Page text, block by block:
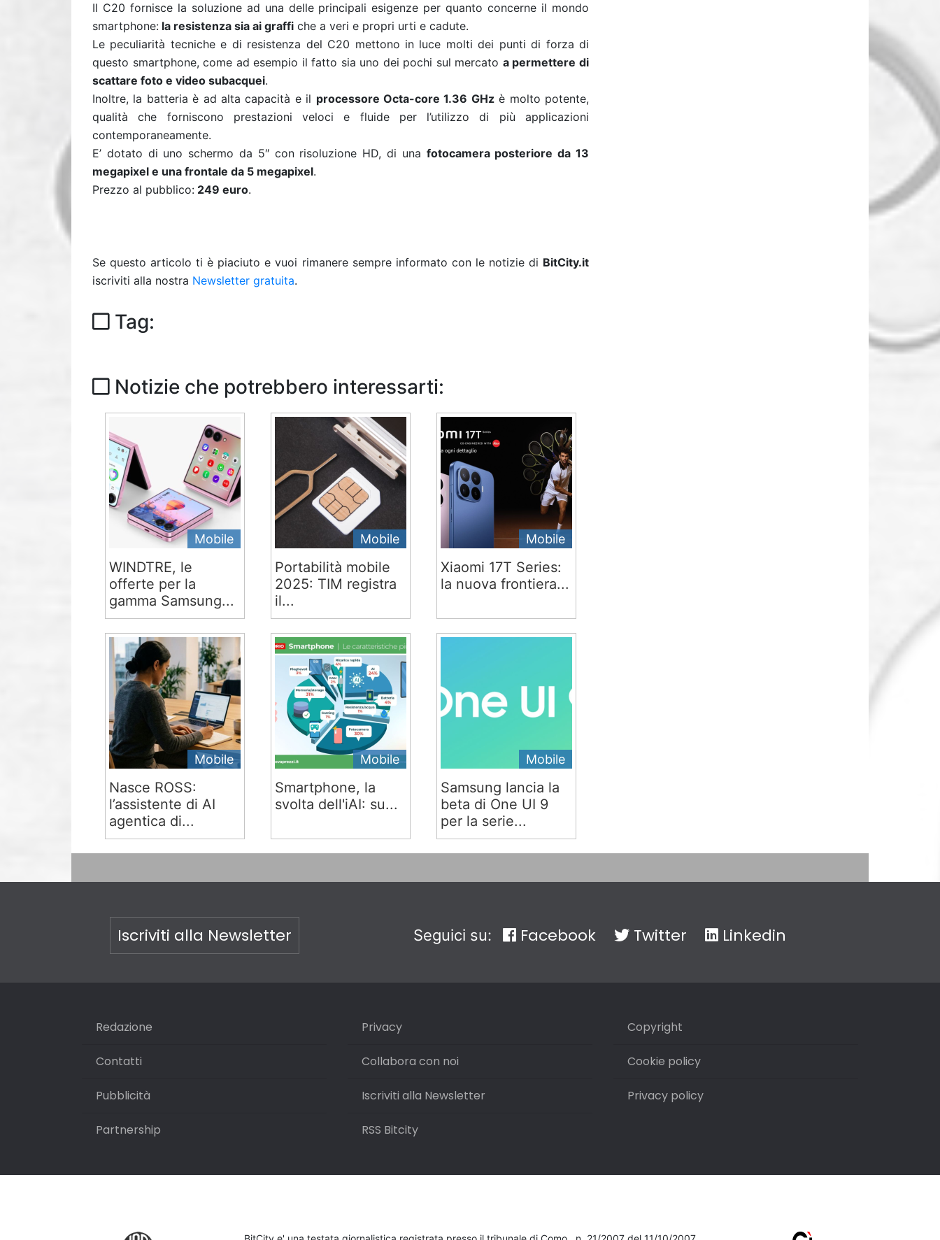
Il C20 fornisce la soluzione ad una delle principali esigenze per quanto concerne il mondo
smartphone: la resistenza sia ai graffi che a veri e propri urti e cadute.
Le peculiarità tecniche e di resistenza del C20 mettono in luce molti dei punti di forza di
questo smartphone, come ad esempio il fatto sia uno dei pochi sul mercato a permettere di
scattare foto e video subacquei.
Inoltre, la batteria è ad alta capacità e il processore Octa-core 1.36 GHzè molto potente,
qualità che forniscono prestazioni veloci e fluide per l’utilizzo di più applicazioni
contemporaneamente.
E’ dotato di uno schermo da 5″ con risoluzione HD, di una fotocamera posteriore da 13
megapixel e una frontale da 5 megapixel.
Prezzo al pubblico: 249 euro.
Se questo articolo ti è piaciuto e vuoi rimanere sempre informato con le notizie di BitCity.it
iscriviti alla nostra Newsletter gratuita.
Tag:
Notizie che potrebbero interessarti:
Mobile
WINDTRE, le
offerte per la
gamma Samsung...
Mobile
Portabilità mobile
2025: TIM registra
il...
Mobile
Xiaomi 17T Series:
la nuova frontiera...
Mobile
Nasce ROSS:
l’assistente di AI
agentica di...
Mobile
Smartphone, la
svolta dell'iAI: su...
Mobile
Samsung lancia la
beta di One UI 9
per la serie...
Iscriviti alla Newsletter Seguici su: Facebook Twitter Linkedin
Redazione
Contatti
Pubblicità
Partnership
Privacy
Collabora con noi
Iscriviti alla Newsletter
RSS Bitcity
Copyright
Cookie policy
Privacy policy